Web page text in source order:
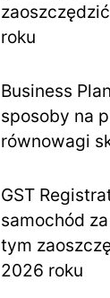
roku
Business
sposoby na
równowagi
GST
samochód
tym
2026 roku